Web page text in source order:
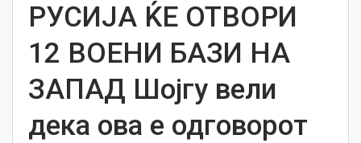
РУСИЈА ЌЕ ОТВОРИ
12 ВОЕНИ БАЗИ НА
ЗАПАД Шојгу вели
дека ова е одговорот